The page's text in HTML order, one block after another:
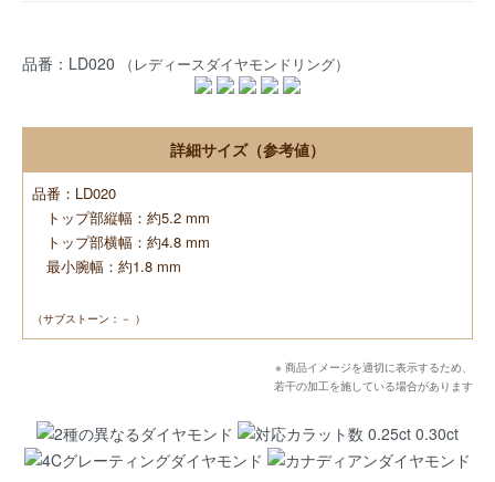
品番：LD020 （レディースダイヤモンドリング）
詳細サイズ（参考値）
品番：LD020
トップ部縦幅：約5.2 mm
トップ部横幅：約4.8 mm
最小腕幅：約1.8 mm
（サブストーン：－ ）
※ 商品イメージを適切に表示するため、
若干の加工を施している場合があります